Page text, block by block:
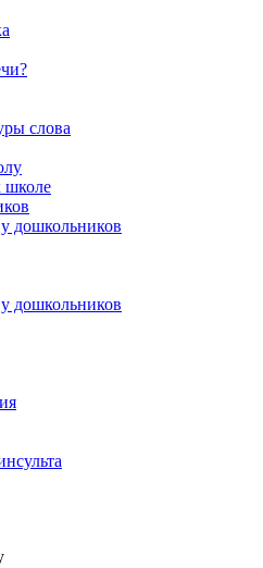
слова
школе
дошкольников
дошкольников